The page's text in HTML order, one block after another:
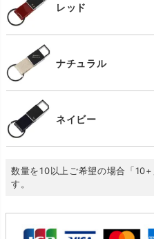
レッド
ナチュラル
ネイビー
数量を10以上ご希望の場合「
す。